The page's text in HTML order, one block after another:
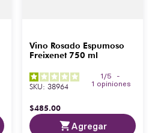
Vino Rosado Espumoso
Freixenet 750 ml
1 /5
-
1 opiniones
SKU: 38964
$485.00
Agregar